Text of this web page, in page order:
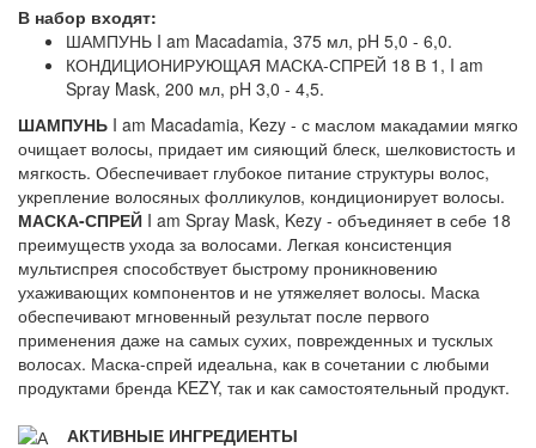
В набор входят:
ШАМПУНЬ I am Macadamia, 375 мл, pH 5,0 - 6,0.
КОНДИЦИОНИРУЮЩАЯ МАСКА-СПРЕЙ 18 В 1, I am
Spray Mask, 200 мл, pH 3,0 - 4,5.
ШАМПУНЬ I am Macadamia, Kezy - с маслом макадамии мягко
очищает волосы, придает им сияющий блеск, шелковистость и
мягкость. Обеспечивает глубокое питание структуры волос,
укрепление волосяных фолликулов, кондиционирует волосы.
МАСКА-СПРЕЙ I am Spray Mask, Kezy - объединяет в себе 18
преимуществ ухода за волосами. Легкая консистенция
мультиспрея способствует быстрому проникновению
ухаживающих компонентов и не утяжеляет волосы. Маска
обеспечивают мгновенный результат после первого
применения даже на самых сухих, поврежденных и тусклых
волосах. Маска-спрей идеальна, как в сочетании с любыми
продуктами бренда KEZY, так и как самостоятельный продукт.
АКТИВНЫЕ ИНГРЕДИЕНТЫ